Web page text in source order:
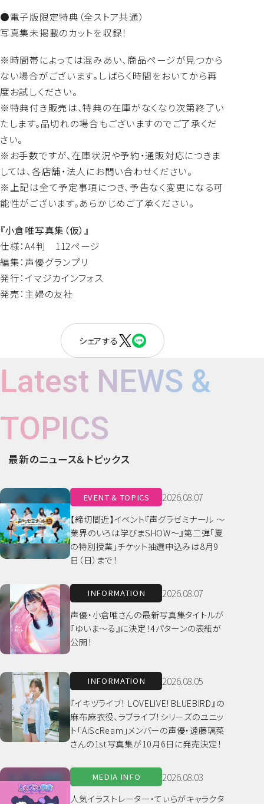
●電子版限定特典（全ストア共通）
写真集未掲載のカットを収録！
※時間帯によっては混みあい、商品ページが見つから
ない場合がございます。しばらく時間をおいてから再
度お試しください。
※特典付き販売は、特典の在庫がなくなり次第終了い
たします。品切れの場合もございますのでご了承くだ
さい。
※お手数ですが、在庫状況や予約・通販対応につきま
しては、各店舗・法人にお問い合わせください。
※上記は全て予定事項につき、予告なく変更になる可
能性がございます。あらかじめご了承ください。
『小倉唯写真集（仮）』
仕様：A4判 112ページ
編集：声優グランプリ
発行：イマジカインフォス
発売：主婦の友社
シェアする
Latest NEWS &
TOPICS
最新のニュース＆トピックス
EVENT & TOPICS 2026.08.07
【締切間近】イベント『声グラゼミナール ～
業界のいろは学びまSHOW～』第二弾「夏
の特別授業」チケット抽選申込みは8月9
日（日）まで！
INFORMATION 2026.08.07
声優・小倉唯さんの最新写真集タイトルが
『ゆいま～る』に決定！4パターンの表紙が
公開！
INFORMATION 2026.08.05
『イキヅライブ！ LOVELIVE! BLUEBIRD』の
麻布麻衣役、ラブライブ！シリーズのユニッ
ト「AiScReam」メンバーの声優・遠藤璃菜
さんの1st写真集が10月6日に発売決定！
MEDIA INFO 2026.08.03
人気イラストレーター・てぃらがキャラクタ